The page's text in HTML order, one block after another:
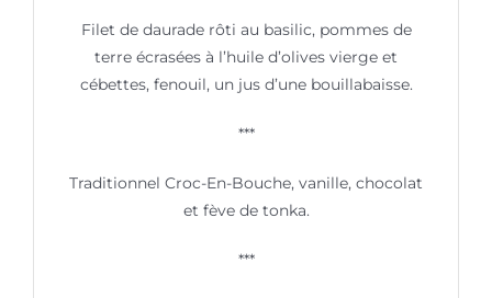
Filet de daurade rôti au basilic, pommes de
terre écrasées à l’huile d’olives vierge et
cébettes, fenouil, un jus d’une bouillabaisse.
***
Traditionnel Croc-En-Bouche, vanille, chocolat
et fève de tonka.
***